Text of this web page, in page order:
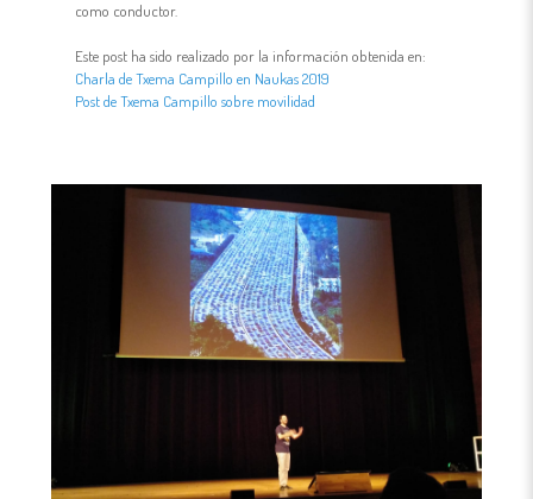
como conductor.
Este post ha sido realizado por la información obtenida en:
Charla de Txema Campillo en Naukas 2019
Post de Txema Campillo sobre movilidad